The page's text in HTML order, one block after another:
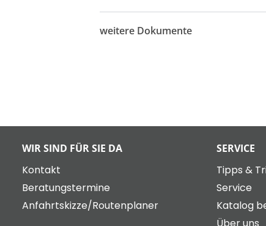
weitere Dokumente
WIR SIND FÜR SIE DA
Kontakt
Beratungstermine
Anfahrtskizze/Routenplaner
SERVICE
Tipps &
Service
Katalog
Über uns